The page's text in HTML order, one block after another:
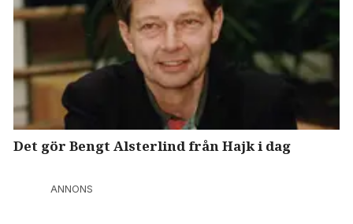
Det gör Bengt Alsterlind från Hajk i dag
ANNONS